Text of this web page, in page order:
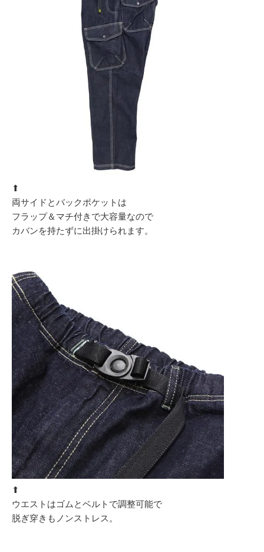
⬆︎
両サイドとバックポケットは
フラップ＆マチ付きで大容量なので
カバンを持たずに出掛けられます。
⬆︎
ウエストはゴムとベルトで調整可能で
脱ぎ穿きもノンストレス。